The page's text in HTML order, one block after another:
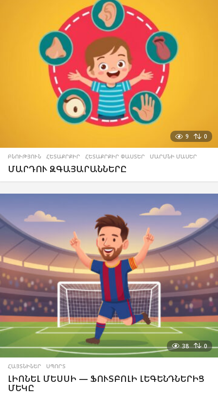
9 0
ԲՆՈՒԹՅՈՒՆ ,ՀԵՏԱՔՐՔԻՐ ,ՀԵՏԱՔՐՔԻՐ ՓԱՍՏԵՐ ,ՄԱՐՄՆԻ ՄԱՍԵՐ
ՄԱՐԴՈՒ ԶԳԱՅԱՐԱՆՆԵՐԸ
38 0
ՀԱՅՏՆԻՆԵՐ ,ՍՊՈՐՏ
ԼԻՈՆԵԼ ՄԵՍՍԻ — ՖՈՒՏԲՈԼԻ ԼԵԳԵՆԴՆԵՐԻՑ
ՄԵԿԸ